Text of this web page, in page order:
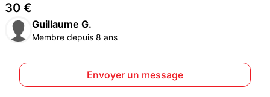
30 €
Guillaume G.
Membre depuis 8 ans
Envoyer un message